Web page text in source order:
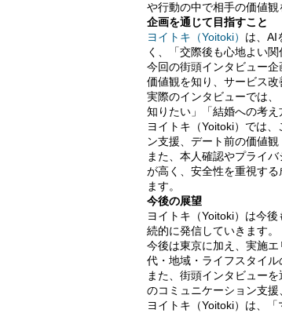
や行動の中で相手の価値観
企画を通じて目指すこと
ヨイトキ（Yoitoki） は、AI
く、「交際後も心地よい
今回の街頭インタビュー
価値観を知り、サービス改
実際のインタビューでは
知りたい」「結婚への考え
ヨイトキ（Yoitoki）では
ン支援、デート前の価値
また、本人確認やプライ
が高く、安全性を重視す
ます。
今後の展望
ヨイトキ（Yoitoki）は今
続的に発信していきます。
今後は東京に加え、実施
代・地域・ライフスタイル
また、街頭インタビュー
のコミュニケーション支援
ヨイトキ（Yoitoki）は、